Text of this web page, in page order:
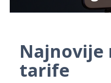
Najnovije
tarife